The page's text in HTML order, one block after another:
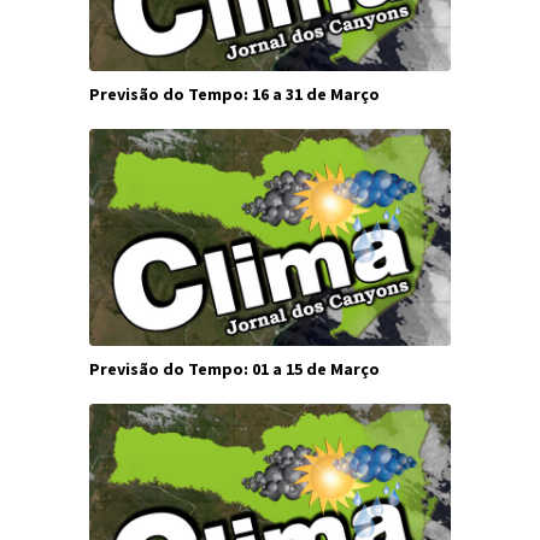
Previsão do Tempo: 16 a 31 de Março
Previsão do Tempo: 01 a 15 de Março